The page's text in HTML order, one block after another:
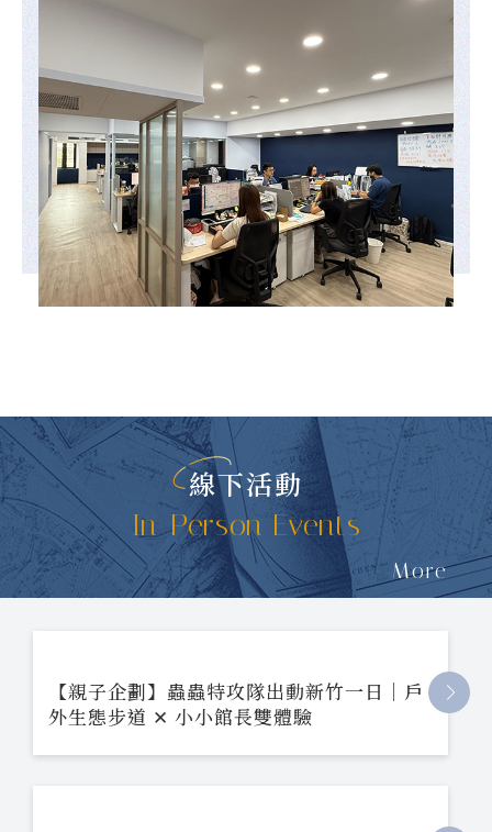
線下活動
In-Person Events
More
【親子企劃】蟲蟲特攻隊出動新竹一日｜戶
外生態步道 ✕ 小小館長雙體驗